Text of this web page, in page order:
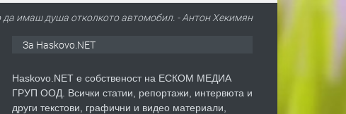
имаш душа отколкото автомобил. - Антон Хекимян
За Haskovo.NET
Haskovo.NET е собственост на ЕСКОМ МЕДИА
ГРУП ООД. Всички статии, репортажи, интервюта и
други текстови, графични и видео материали,